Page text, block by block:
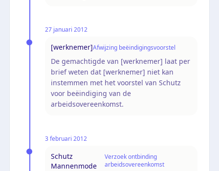
27 januari 2012
[werknemer]Afwijzing beëindigingsvoorstel
De gemachtigde van [werknemer] laat per
brief weten dat [werknemer] niet kan
instemmen met het voorstel van Schutz
voor beëindiging van de
arbeidsovereenkomst.
3 februari 2012
Schutz
Mannenmode
Verzoek ontbinding
arbeidsovereenkomst